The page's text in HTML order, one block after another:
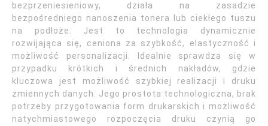
bezprzeniesieniowy, działa na zasadzie
bezpośredniego nanoszenia tonera lub ciekłego tuszu
na podłoże. Jest to technologia dynamicznie
rozwijająca się, ceniona za szybkość, elastyczność i
możliwość personalizacji. Idealnie sprawdza się w
przypadku krótkich i średnich nakładów, gdzie
kluczowa jest możliwość szybkiej realizacji i druku
zmiennych danych. Jego prostota technologiczna, brak
potrzeby przygotowania form drukarskich i możliwość
natychmiastowego rozpoczęcia druku czynią go